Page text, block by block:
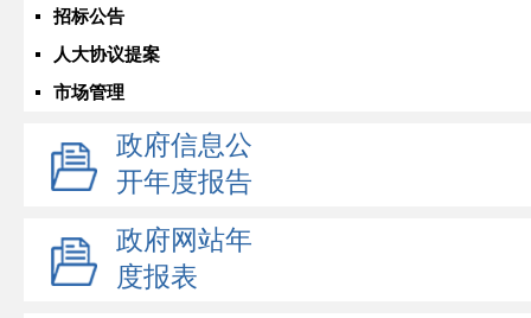
招标公告
人大协议提案
市场管理
政府信息公
开年度报告
政府网站年
度报表